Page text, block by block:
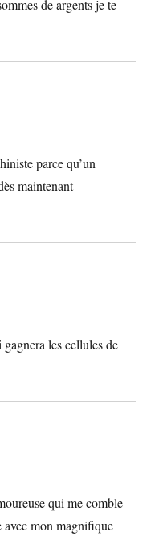
de argents je te
parce qu’un
maintenant
les cellules de
qui me comble
avec mon magnifique